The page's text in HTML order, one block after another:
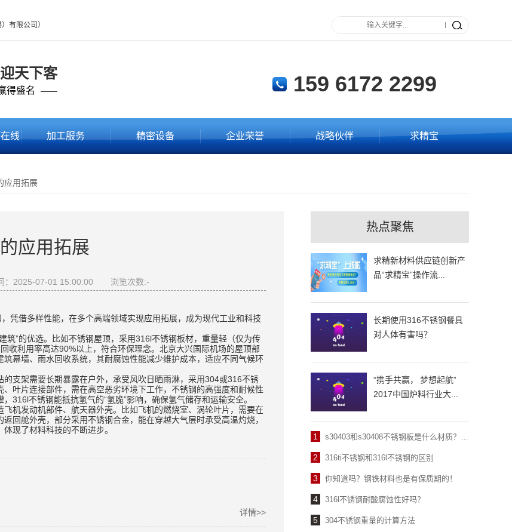
有限公司）
迎天下客
得盛名 —— 159 6172 2299
线 加工服务 精密设备 企业荣誉 战略伙伴 求精宝
应用拓展
应用拓展
：2025-07-01 15:00:00 浏览次数:-
凭借多样性能，在多个高端领域实现应用拓展，成为现代工业和科技
筑”的优选。比如不锈钢屋顶，采用316l不锈钢板材，重量轻（仅为传
收利用率高达90%以上，符合环保理念。北京大兴国际机场的屋顶部
幕墙、雨水回收系统，其耐腐蚀性能减少维护成本，适应不同气候环
支架需要长期暴露在户外，承受风吹日晒雨淋，采用304或316不锈
叶片连接部件，需在高空恶劣环境下工作，不锈钢的高强度和耐候性
316l不锈钢能抵抗氢气的“氢脆”影响，确保氢气储存和运输安全。
机发动机部件、航天器外壳。比如飞机的燃烧室、涡轮叶片，需要在
回舱外壳，部分采用不锈钢合金，能在穿越大气层时承受高温灼烧，
现了材料科技的不断进步。
详情>>
热点聚焦
求精新材料供应链创新产
品“求精宝”操作流...
长期使用316不锈钢餐具
对人体有害吗？
“携手共赢， 梦想起航”
2017中国炉料行业大...
1 s30403和s30408不锈钢板是什么材质？有什么区别？
2 316ti不锈钢和316l不锈钢的区别
3 你知道吗？钢铁材料也是有保质期的！
4 316l不锈钢耐酸腐蚀性好吗？
5 304不锈钢重量的计算方法